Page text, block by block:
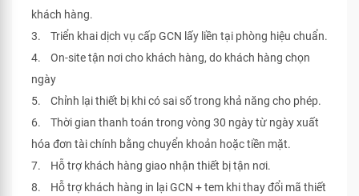
khách hàng.
3. Triển khai dịch vụ cấp GCN lấy liền tại phòng hiệu chuẩn.
4. On-site tận nơi cho khách hàng, do khách hàng chọn
ngày
5. Chỉnh lại thiết bị khi có sai số trong khả năng cho phép.
6. Thời gian thanh toán trong vòng 30 ngày từ ngày xuất
hóa đơn tài chính bằng chuyển khoản hoặc tiền mặt.
7. Hỗ trợ khách hàng giao nhận thiết bị tận nơi.
8. Hỗ trợ khách hàng in lại GCN + tem khi thay đổi mã thiết